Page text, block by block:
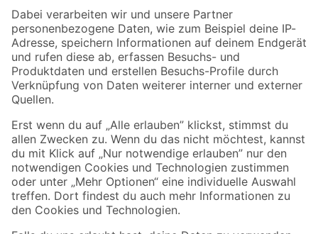
Zahlungsarten Versandarten
Sicher einkaufen
Jetzt die toom-App herunterladen